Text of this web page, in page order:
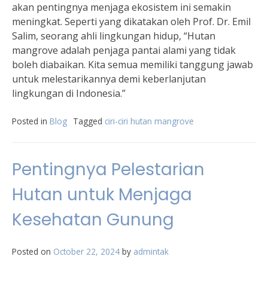
akan pentingnya menjaga ekosistem ini semakin
meningkat. Seperti yang dikatakan oleh Prof. Dr. Emil
Salim, seorang ahli lingkungan hidup, “Hutan
mangrove adalah penjaga pantai alami yang tidak
boleh diabaikan. Kita semua memiliki tanggung jawab
untuk melestarikannya demi keberlanjutan
lingkungan di Indonesia.”
Posted in Blog Tagged ciri-ciri hutan mangrove
Pentingnya Pelestarian
Hutan untuk Menjaga
Kesehatan Gunung
Posted on October 22, 2024 by admintak